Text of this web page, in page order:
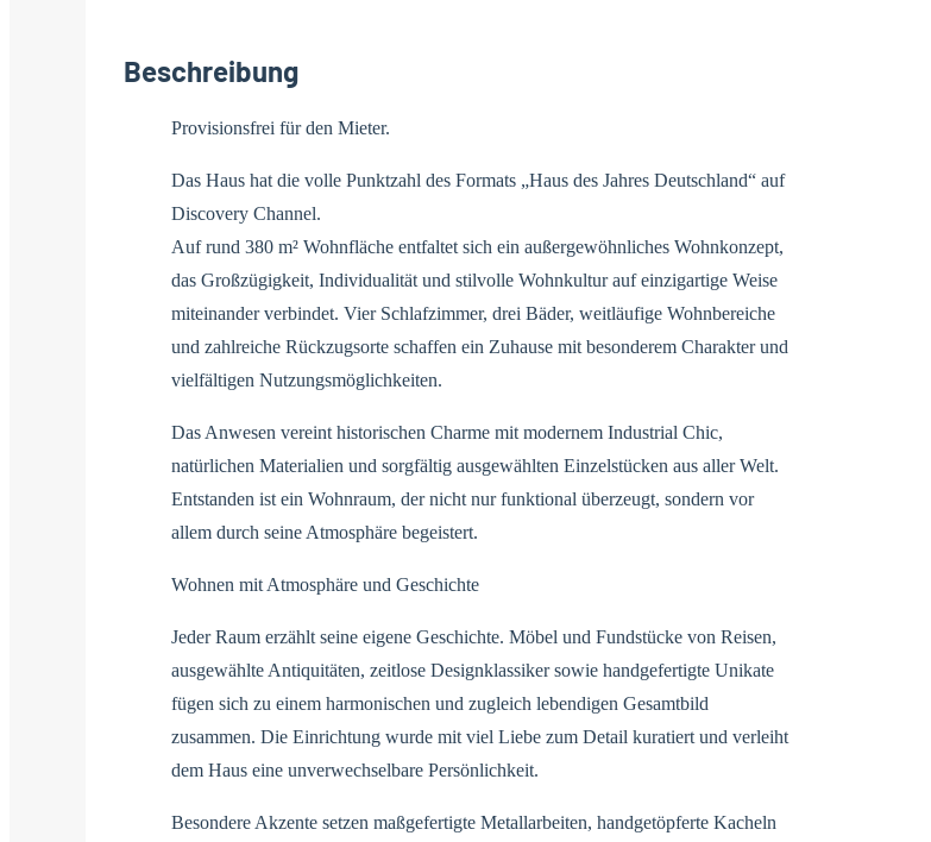
Beschreibung
Provisionsfrei für den Mieter.
Das Haus hat die volle Punktzahl des Formats „Haus des Jahres Deutschland“ auf
Discovery Channel.
Auf rund 380 m² Wohnfläche entfaltet sich ein außergewöhnliches Wohnkonzept,
das Großzügigkeit, Individualität und stilvolle Wohnkultur auf einzigartige Weise
miteinander verbindet. Vier Schlafzimmer, drei Bäder, weitläufige Wohnbereiche
und zahlreiche Rückzugsorte schaffen ein Zuhause mit besonderem Charakter und
vielfältigen Nutzungsmöglichkeiten.
Das Anwesen vereint historischen Charme mit modernem Industrial Chic,
natürlichen Materialien und sorgfältig ausgewählten Einzelstücken aus aller Welt.
Entstanden ist ein Wohnraum, der nicht nur funktional überzeugt, sondern vor
allem durch seine Atmosphäre begeistert.
Wohnen mit Atmosphäre und Geschichte
Jeder Raum erzählt seine eigene Geschichte. Möbel und Fundstücke von Reisen,
ausgewählte Antiquitäten, zeitlose Designklassiker sowie handgefertigte Unikate
fügen sich zu einem harmonischen und zugleich lebendigen Gesamtbild
zusammen. Die Einrichtung wurde mit viel Liebe zum Detail kuratiert und verleiht
dem Haus eine unverwechselbare Persönlichkeit.
Besondere Akzente setzen maßgefertigte Metallarbeiten, handgetöpferte Kacheln